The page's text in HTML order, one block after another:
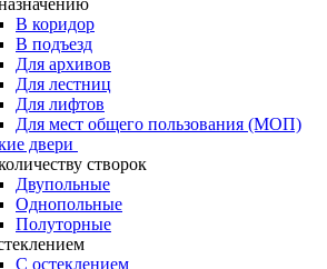
В коридор
В подъезд
Для архивов
Для лестниц
Для лифтов
Для мест общего пользования (МОП)
двери
створок
Двупольные
Однопольные
Полуторные
С остеклением